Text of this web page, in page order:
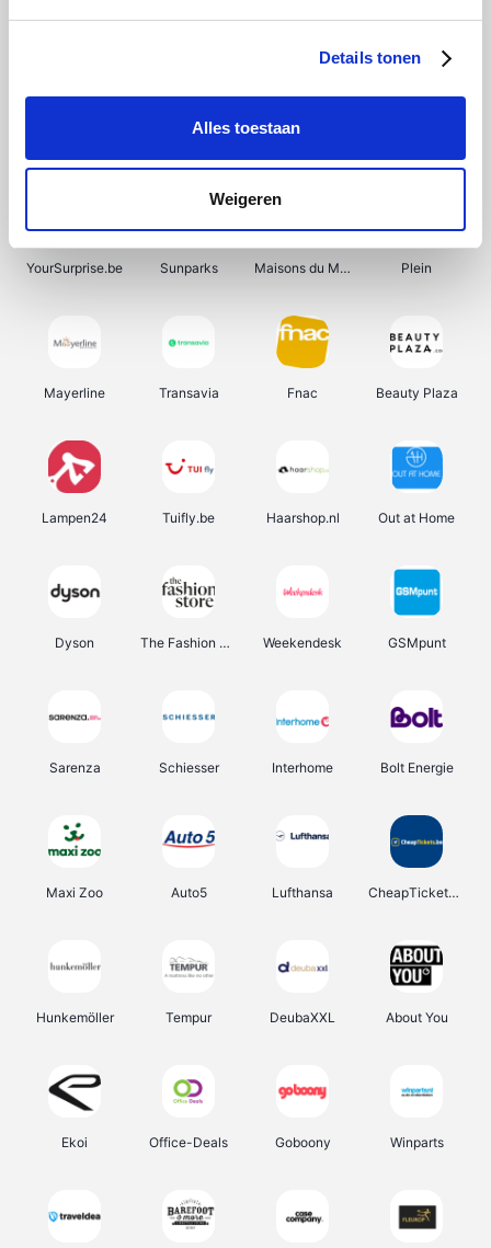
Details tonen
Alles toestaan
Weigeren
Shein Bergfreunde Pazzox Smartwatchbanden
YourSurprise.be Sunparks Maisons du Monde Plein
Mayerline Transavia Fnac Beauty Plaza
Lampen24 Tuifly.be Haarshop.nl Out at Home
Dyson The Fashion Store Weekendesk GSMpunt
Sarenza Schiesser Interhome Bolt Energie
Maxi Zoo Auto5 Lufthansa CheapTickets.be
Hunkemöller Tempur DeubaXXL About You
Ekoi Office-Deals Goboony Winparts